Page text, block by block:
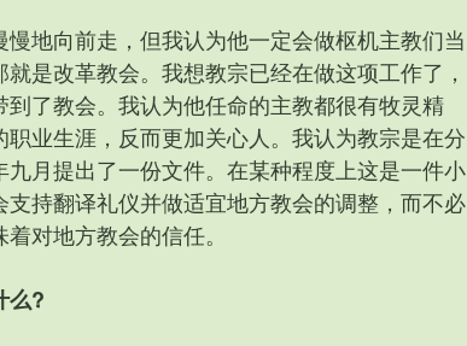
地向前走，但我认为他一定会做枢机主教们当
是改革教会。我想教宗已经在做这项工作了，
了教会。我认为他任命的主教都很有牧灵精
业生涯，反而更加关心人。我认为教宗是在分
月提出了一份文件。在某种程度上这是一件小
持翻译礼仪并做适宜地方教会的调整，而不必
对地方教会的信任。
么?